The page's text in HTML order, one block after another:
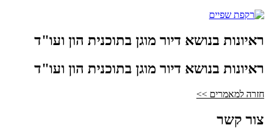
ראיונות בנושא דיור מוגן בתוכנית הון ועו"ד
ראיונות בנושא דיור מוגן בתוכנית הון ועו"ד
חזרה למאמרים >>
צור קשר